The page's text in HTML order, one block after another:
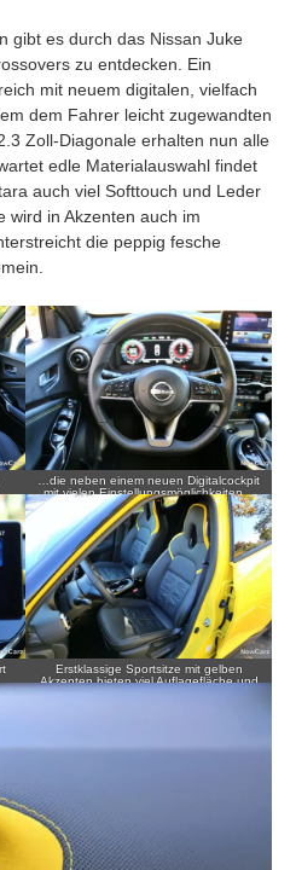
gibt es durch das Nissan Juke
zu entdecken. Ein
mit neuem digitalen, vielfach
dem Fahrer leicht zugewandten
Zoll-Diagonale erhalten nun alle
edle Materialauswahl findet
auch viel Softtouch und Leder
wird in Akzenten auch im
die peppig fesche
…die neben einem neuen Digitalcockpit
mit vielen Einstellungsmöglichkeiten…
Erstklassige Sportsitze mit gelben
Akzenten bieten viel Auflagefläche und